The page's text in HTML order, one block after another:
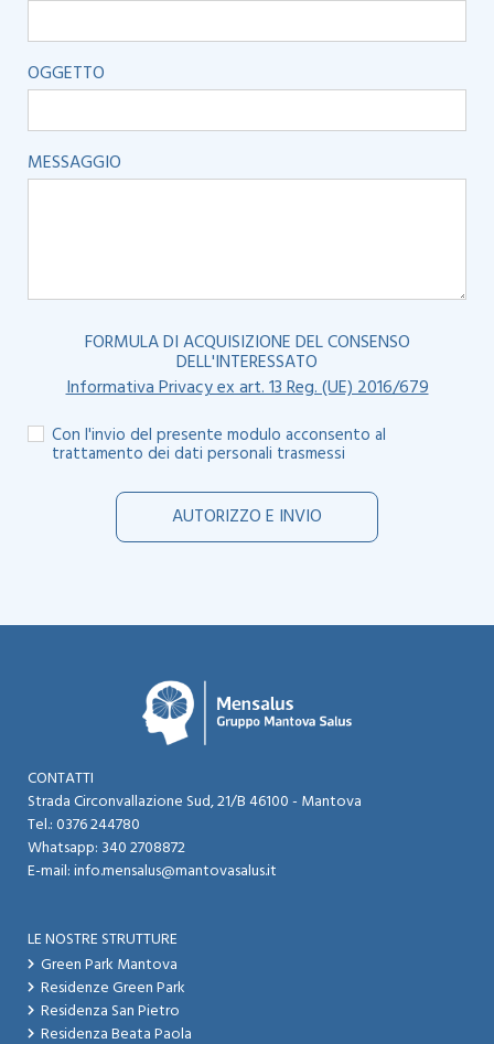
OGGETTO
MESSAGGIO
FORMULA DI ACQUISIZIONE DEL CONSENSO
DELL'INTERESSATO
Informativa Privacy ex art. 13 Reg. (UE) 2016/679
Con l'invio del presente modulo acconsento al
trattamento dei dati personali trasmessi
AUTORIZZO E INVIO
CONTATTI
Strada Circonvallazione Sud, 21/B 46100 - Mantova​
Tel.:0376 244780
Whatsapp: 340 2708872
E-mail:info.mensalus@mantovasalus.it
LE NOSTRE STRUTTURE
Green Park Mantova
Residenze Green Park
Residenza San Pietro
Residenza Beata Paola